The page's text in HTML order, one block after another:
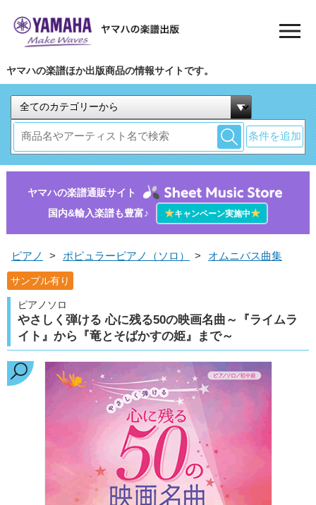
ヤマハの楽譜ほか出版商品の情報サイトです。
条件を追加
ヤマハの楽譜通販サイト
国内&輸入楽譜も豊富♪
★キャンペーン実施中★
ピアノ > ポピュラーピアノ（ソロ） > オムニバス曲集
サンプル有り
ピアノソロ
やさしく弾ける 心に残る50の映画名曲～『ライムラ
イト』から『竜とそばかすの姫』まで～